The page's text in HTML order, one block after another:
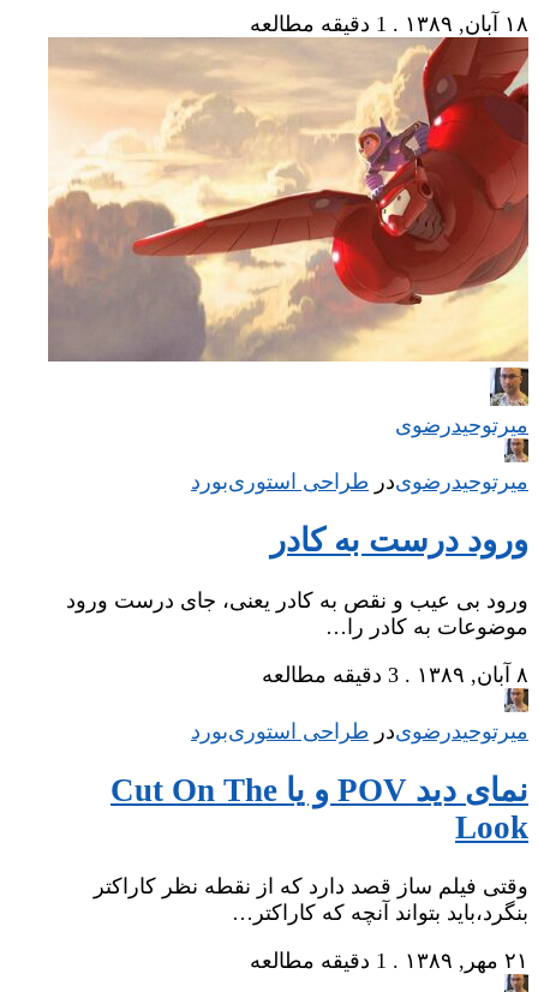
۱۸ آبان, ۱۳۸۹
. 1 دقیقه مطالعه
میر‌توحیدرضوی
میر‌توحیدرضویدر طراحی استوری‌بورد
ورود درست به کادر
ورود بی عیب و نقص به کادر یعنی، جای درست ورود
موضوعات به کادر را…
۸ آبان, ۱۳۸۹
. 3 دقیقه مطالعه
میر‌توحیدرضویدر طراحی استوری‌بورد
نمای دید POV و یا Cut On The
Look
وقتی فیلم ساز قصد دارد که از نقطه نظر کاراکتر
بنگرد،باید بتواند آنچه که کاراکتر…
۲۱ مهر, ۱۳۸۹
. 1 دقیقه مطالعه